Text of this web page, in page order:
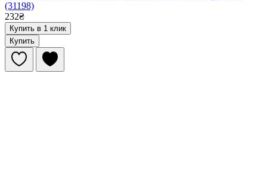
(31198)
232₴
Купить в 1 клик
Купить